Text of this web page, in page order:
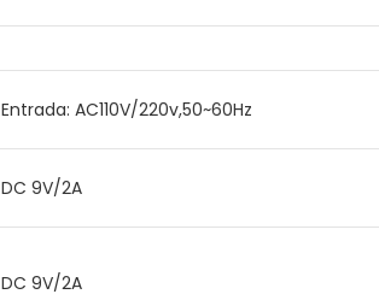
Entrada: AC110V/220v,50~60Hz
DC 9V/2A
DC 9V/2A